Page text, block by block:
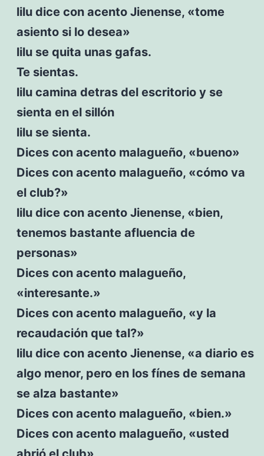
lilu dice con acento Jienense, «tome
asiento si lo desea»
lilu se quita unas gafas.
Te sientas.
lilu camina detras del escritorio y se
sienta en el sillón
lilu se sienta.
Dices con acento malagueño, «bueno»
Dices con acento malagueño, «cómo va
el club?»
lilu dice con acento Jienense, «bien,
tenemos bastante afluencia de
personas»
Dices con acento malagueño,
«interesante.»
Dices con acento malagueño, «y la
recaudación que tal?»
lilu dice con acento Jienense, «a diario es
algo menor, pero en los fínes de semana
se alza bastante»
Dices con acento malagueño, «bien.»
Dices con acento malagueño, «usted